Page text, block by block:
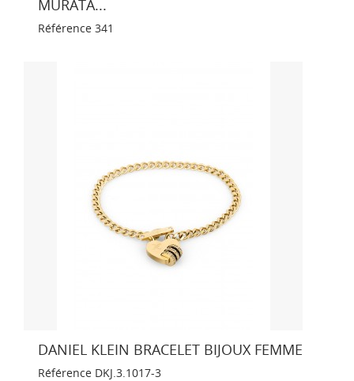
MURATA...
Référence 341
DANIEL KLEIN BRACELET BIJOUX FEMME
Référence DKJ.3.1017-3